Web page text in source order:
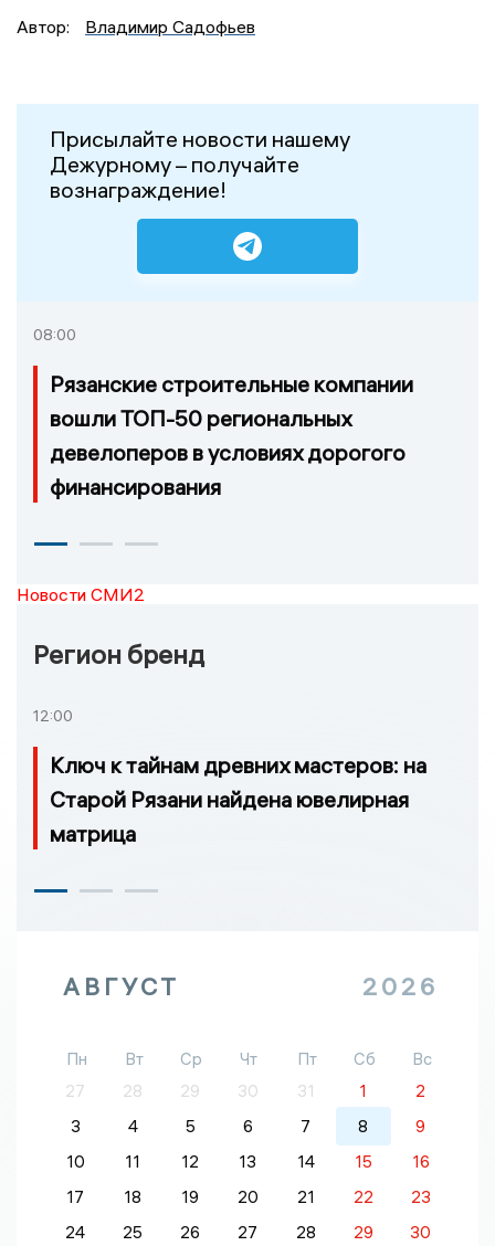
Автор:
Владимир Садофьев
Присылайте новости нашему
Дежурному – получайте
вознаграждение!
08:00
Рязанские строительные компании
вошли ТОП-50 региональных
девелоперов в условиях дорогого
финансирования
Новости СМИ2
Регион бренд
12:00
Ключ к тайнам древних мастеров: на
Старой Рязани найдена ювелирная
матрица
АВГУСТ 2026
Пн Вт Ср Чт Пт Сб
Вс
27
28 29 30 31 1
2
3
4 5 6 7 8
9
10
11 12 13 14 15
16
17
18 19 20 21 22
23
24
25 26 27 28 29
30